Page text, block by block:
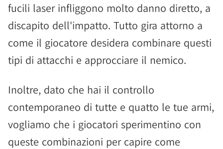
fucili laser infliggono molto danno diretto, a
discapito dell'impatto. Tutto gira attorno a
come il giocatore desidera combinare questi
tipi di attacchi e approcciare il nemico.
Inoltre, dato che hai il controllo
contemporaneo di tutte e quatto le tue armi,
vogliamo che i giocatori sperimentino con
queste combinazioni per capire come